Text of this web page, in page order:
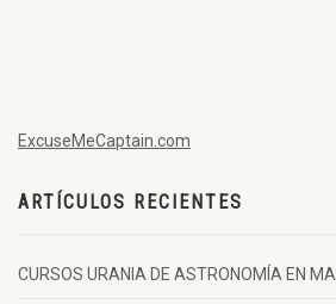
ExcuseMeCaptain.com
ARTÍCULOS RECIENTES
CURSOS URANIA DE ASTRONOMÍA EN